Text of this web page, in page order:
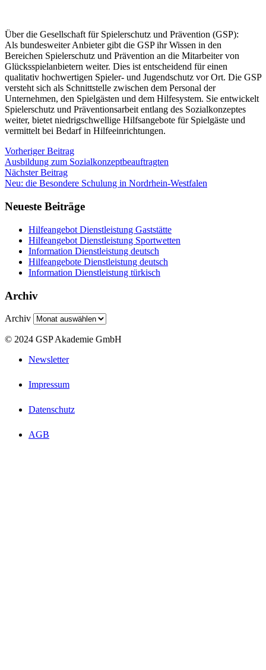
Über die Gesellschaft für Spielerschutz und Prävention (GSP):
Als bundesweiter Anbieter gibt die GSP ihr Wissen in den
Bereichen Spielerschutz und Prävention an die Mitarbeiter von
Glücksspielanbietern weiter. Dies ist entscheidend für einen
qualitativ hochwertigen Spieler- und Jugendschutz vor Ort. Die GSP
versteht sich als Schnittstelle zwischen dem Personal der
Unternehmen, den Spielgästen und dem Hilfesystem. Sie entwickelt
Spielerschutz und Präventionsarbeit entlang des Sozialkonzeptes
weiter, bietet niedrigschwellige Hilfsangebote für Spielgäste und
vermittelt bei Bedarf in Hilfeeinrichtungen.
Vorheriger Beitrag
Ausbildung zum Sozialkonzeptbeauftragten
Nächster Beitrag
Neu: die Besondere Schulung in Nordrhein-Westfalen
Neueste Beiträge
Hilfeangebot Dienstleistung Gaststätte
Hilfeangebot Dienstleistung Sportwetten
Information Dienstleistung deutsch
Hilfeangebote Dienstleistung deutsch
Information Dienstleistung türkisch
Archiv
Archiv
© 2024 GSP Akademie GmbH
Newsletter
Impressum
Datenschutz
AGB